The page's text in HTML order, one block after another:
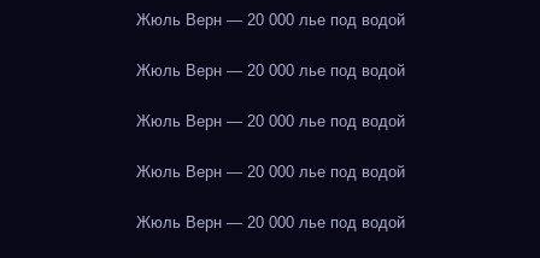
Жюль Верн — 20 000 лье под водой
Жюль Верн — 20 000 лье под водой
Жюль Верн — 20 000 лье под водой
Жюль Верн — 20 000 лье под водой
Жюль Верн — 20 000 лье под водой